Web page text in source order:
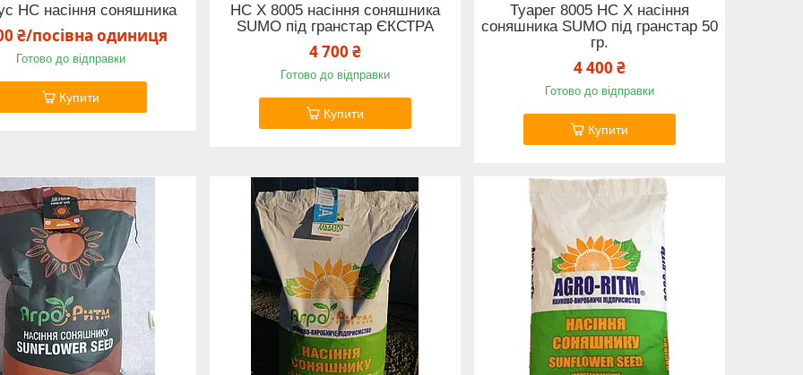
НС насіння соняшника
₴/посівна одиниця
Готово до відправки
Купити
НС Х 8005 насіння соняшника
SUMO під гранстар ЄКСТРА
4 700 ₴
Готово до відправки
Купити
Туарег 8005 НС Х насіння
соняшника SUMO під гранстар 50
гр.
4 400 ₴
Готово до відправки
Купити